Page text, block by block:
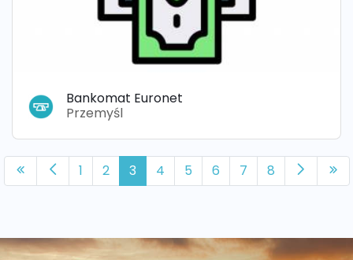
Bankomat Euronet
Przemyśl
1 2 3 4 5 6 7 8